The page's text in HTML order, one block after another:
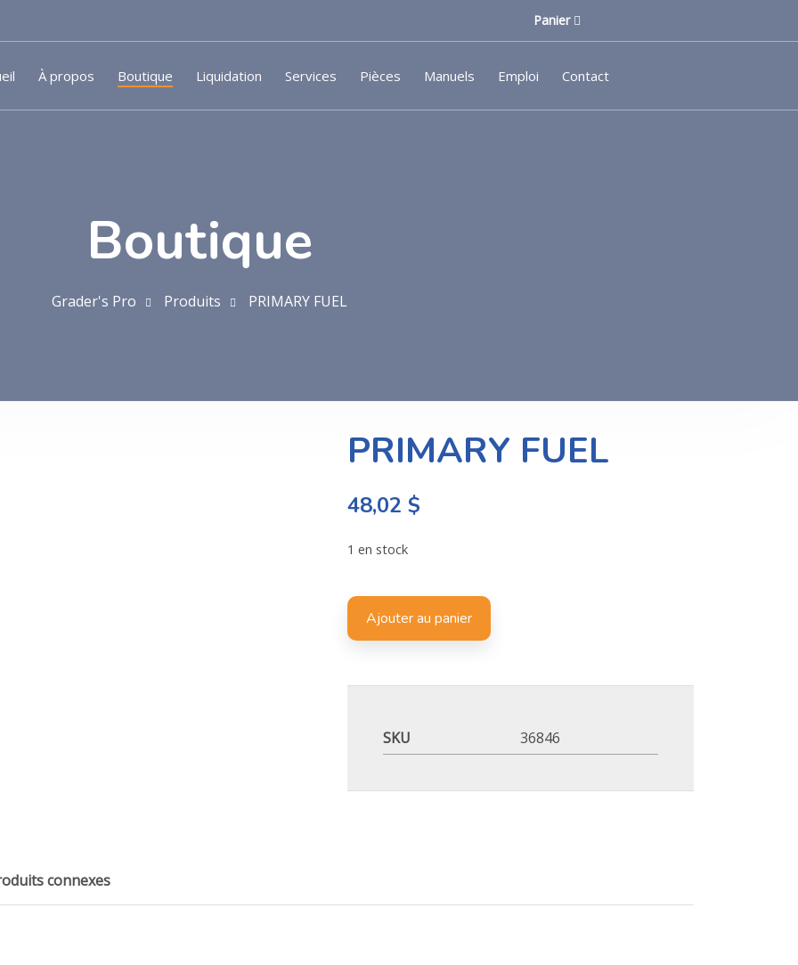
Panier
À propos Boutique Liquidation Services Pièces Manuels Emploi Contact
Boutique
Grader's Pro Produits PRIMARY FUEL
PRIMARY FUEL
48,02$
1 en stock
Ajouter au panier
SKU 36846
connexes